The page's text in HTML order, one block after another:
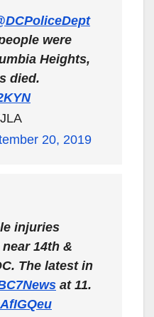
were
Heights,
died.
20, 2019
injuries
14th &
The latest in
at 11.